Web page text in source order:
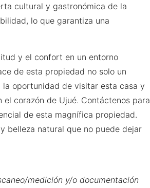
cultural y gastronómica de la
lo que garantiza una
y el confort en un entorno
de esta propiedad no solo un
la oportunidad de visitar esta casa y
corazón de Ujué. Contáctenos para
de esta magnífica propiedad.
belleza natural que no puede dejar
medición y/o documentación